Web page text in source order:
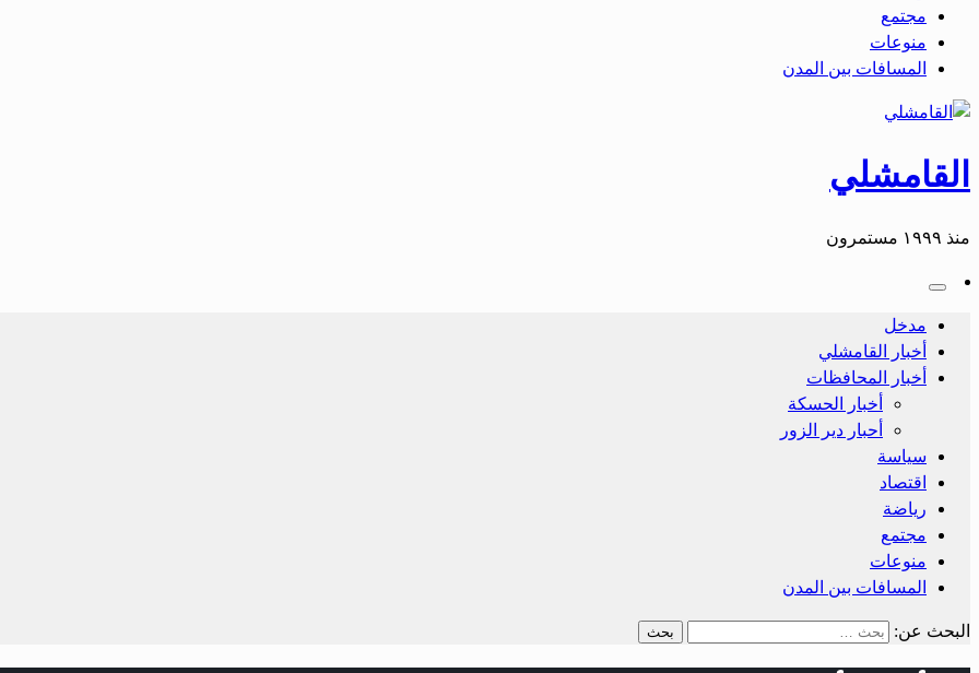
مجتمع
منوعات
المسافات بين المدن
القامشلي
منذ ١٩٩٩ مستمرون
مدخل
أخبار القامشلي
أخبار المحافظات
أخبار الحسكة
أحبار دير الزور
سياسة
اقتصاد
رياضة
مجتمع
منوعات
المسافات بين المدن
البحث عن: